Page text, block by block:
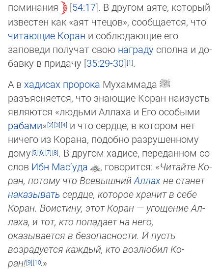
по­ми­на­ния
54:17 . В другом аяте, который
известен как «аят чтецов», сообщается, что
чи­таю­щие Коран и соблюдающие его
заповеди получат свою награду сполна и до­
бав­ку в при­да­чу [35:29-30]
.
А в хадисах пророка Мухаммада ﷺ
разъясняется, что знающие Коран наизусть
яв­ля­ют­ся «людьми Аллаха и Его особыми
рабами»
и что сердце, в котором нет
ниче­го из Ко­рана, подобно разрушенному
дому
. В другом хадисе, переданном со
слов Ибн Мас‘уда , говорится: «Читайте Ко­
ран, потому что ВсевышнийАллахне станет
на­ка­зывать сердце, которое хранит в себе
Коран. Воистину, этот Коран — уго­ще­ние Ал­
ла­ха, и тот, кто попадает на него,
оказывается в безопасности. И пусть
возрадуется каж­дый, кто возлюбил Ко­
ран!
»